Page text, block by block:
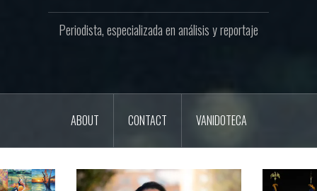
Periodista, especializada en análisis y reportaje
ABOUT CONTACT VANIDOTECA